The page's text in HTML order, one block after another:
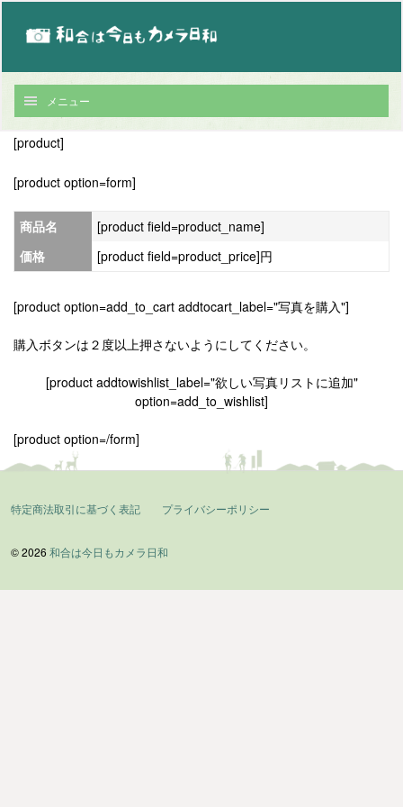
メニュー
[product]
[product option=form]
商品名
[product field=product_name]
価格
[product field=product_price]円
[product option=add_to_cart addtocart_label="写真を購入"]
購入ボタンは２度以上押さないようにしてください。
[product addtowishlist_label="欲しい写真リストに追加"
option=add_to_wishlist]
[product option=/form]
特定商法取引に基づく表記 プライバシーポリシー
© 2026 和合は今日もカメラ日和